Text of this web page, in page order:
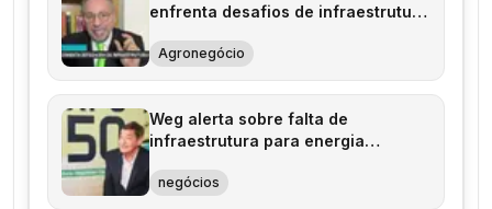
enfrenta desafios de infraestrutura
Agronegócio
Weg alerta sobre falta de
infraestrutura para energia
negócios